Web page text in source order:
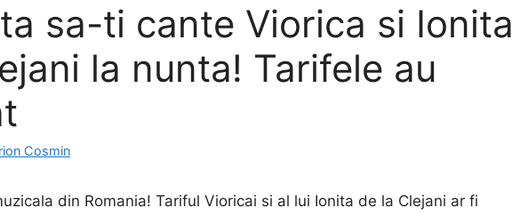
sa-ti cante Viorica si Ionita
la nunta! Tarifele au
Cosmin
din Romania! Tariful Vioricai si al lui Ionita de la Clejani ar fi